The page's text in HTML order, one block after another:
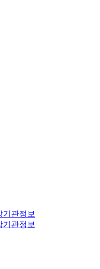
기관정보
기관정보